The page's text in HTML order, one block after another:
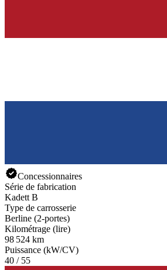
Concessionnaires
Série de fabrication
Kadett B
Type de carrosserie
Berline (2-portes)
Kilométrage (lire)
98 524 km
Puissance (kW/CV)
40 / 55